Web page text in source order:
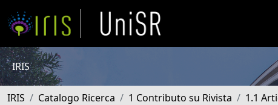
IRIS
IRIS Catalogo Ricerca 1 Contributo su Rivista 1.1